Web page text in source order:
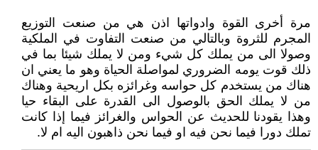
مرة أخرى القوة وادواتها اذن هي من صنعت التوزيع
المجرم للثروة وبالتالي من صنعت التفاوت في الملكية
وصولا الى من يملك كل شيء ومن لا يملك شيئا بما في
ذلك قوت يومه الضروري لمواصلة الحياة وهو ما يعني ان
هناك من يستخدم كل حواسه وغرائزه بكل اريحية وهناك
من لا يملك الحق بالوصول الى القدرة على البقاء حيا
وهذا يقودنا للحديث عن الحواس والغرائز فيما إذا كانت
تملك دورا فيما نحن فيه او فيما نحن ذاهبون اليه ام لا.